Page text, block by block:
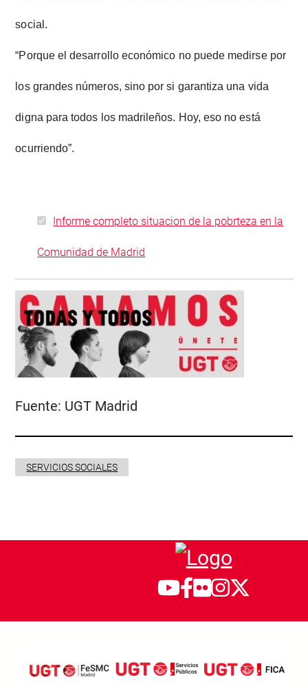
social .
“Porque el desarrollo económico no puede medirse por
los grandes números, sino por si garantiza una vida
digna para todos los madrileños. Hoy, eso no está
ocurriendo”.
Informe completo situacion de la pobrteza en la
Comunidad de Madrid
Fuente: UGT Madrid
SERVICIOS SOCIALES